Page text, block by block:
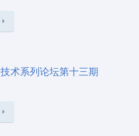
术系列论坛第十三期